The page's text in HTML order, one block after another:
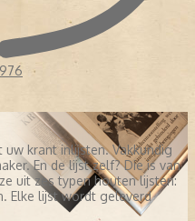
krant inlijsten. Vakkundig
En de lijst zelf? Die is van
uit zes typen houten lijsten:
Elke lijst wordt geleverd